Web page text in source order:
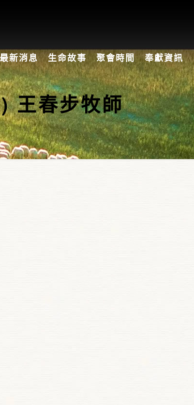
新消息 生命故事 聚會時間 奉獻資訊
王春步牧師